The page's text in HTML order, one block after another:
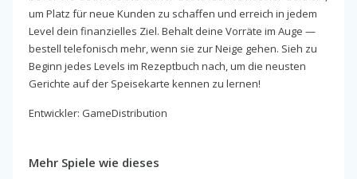
um Platz für neue Kunden zu schaffen und erreich in jedem
Level dein finanzielles Ziel. Behalt deine Vorräte im Auge —
bestell telefonisch mehr, wenn sie zur Neige gehen. Sieh zu
Beginn jedes Levels im Rezeptbuch nach, um die neusten
Gerichte auf der Speisekarte kennen zu lernen!
Entwickler: GameDistribution
Mehr Spiele wie dieses